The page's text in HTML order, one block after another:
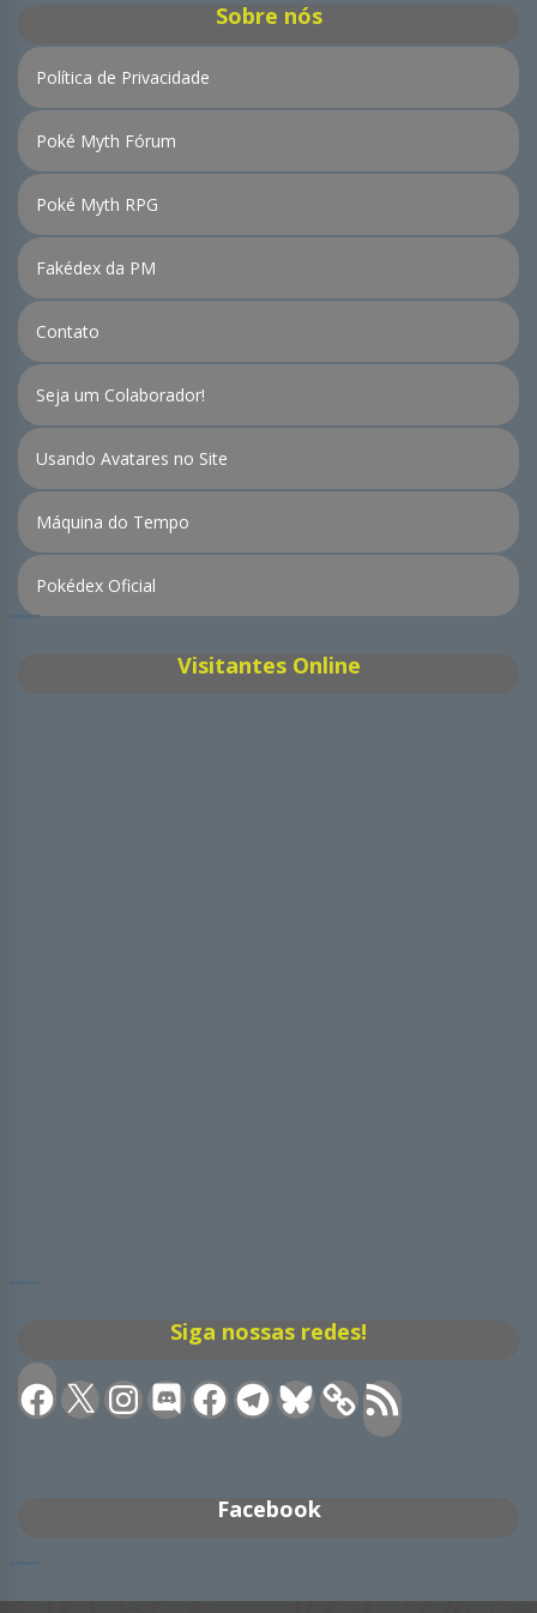
Sobre nós
Política de Privacidade
Poké Myth Fórum
Poké Myth RPG
Fakédex da PM
Contato
Seja um Colaborador!
Usando Avatares no Site
Máquina do Tempo
Pokédex Oficial
Visitantes Online
Siga nossas redes!
Facebook
X Instagram
DiscordFacebookTelegramBluesky Feed
RSS
Facebook